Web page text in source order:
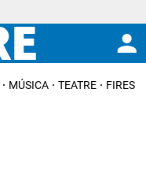
MÚSICA TEATRE FIRES I